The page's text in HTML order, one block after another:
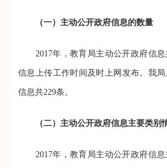
（一）主动公开政府信息的数量
2017年，教育局主动公开政府信息
信息上传工作时间及时上网发布。我
信息共229条。
（二）主动公开政府信息主要类别
2017年，教育局主动公开政府信息